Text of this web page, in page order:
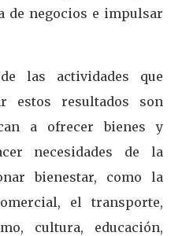
de negocios e impulsar
las actividades que
estos resultados son
a ofrecer bienes y
necesidades de la
bienestar, como la
el transporte,
cultura, educación,